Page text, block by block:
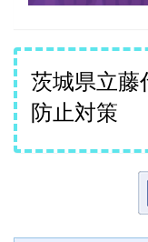
茨城県立藤
防止対策